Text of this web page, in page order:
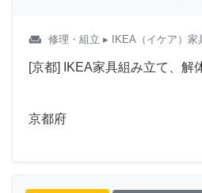
weekend 修理・組立 ▸ IKEA（イケア）家
[京都] IKEA家具組み立て、解
京都府